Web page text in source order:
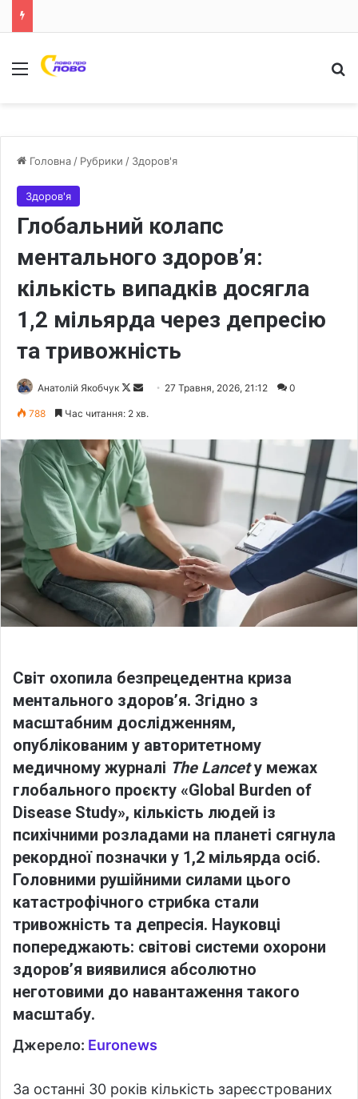
Меню
Головна / Рубрики / Здоров'я
Здоров'я
Глобальний колапс
ментального здоров’я:
кількість випадків досягла
1,2 мільярда через депресію
та тривожність
Анатолій Якобчук
F
l
o
w
n
X
a
n
e
m
a
i
l
27 Травня, 2026, 21:12 0
788 Час читання: 2 хв.
Світ охопила безпрецедентна криза
ментального здоров’я. Згідно з
масштабним дослідженням,
опублікованим у авторитетному
медичному журналі The Lancetу межах
глобального проєкту «Global Burden of
Disease Study», кількість людей із
психічними розладами на планеті сягнула
рекордної позначки у 1,2 мільярда осіб.
Головними рушійними силами цього
катастрофічного стрибка стали
тривожність та депресія. Науковці
попереджають: світові системи охорони
здоров’я виявилися абсолютно
неготовими до навантаження такого
масштабу.
Джерело: Euronews
За останні 30 років кількість зареєстрованих